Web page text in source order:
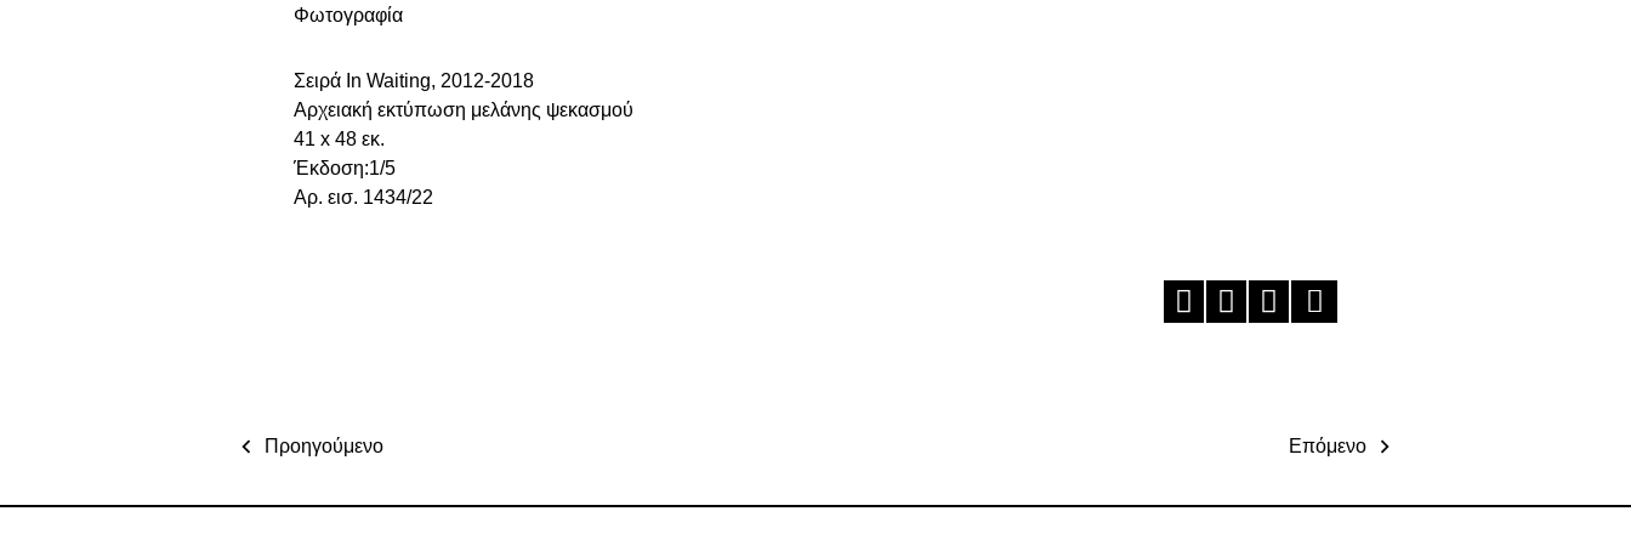
Φωτογραφία
Σειρά In Waiting, 2012-2018
Αρχειακή εκτύπωση μελάνης ψεκασμού
41 x 48 εκ.
Έκδοση:1/5
Αρ. εισ. 1434/22
Προηγούμενο Επόμενο